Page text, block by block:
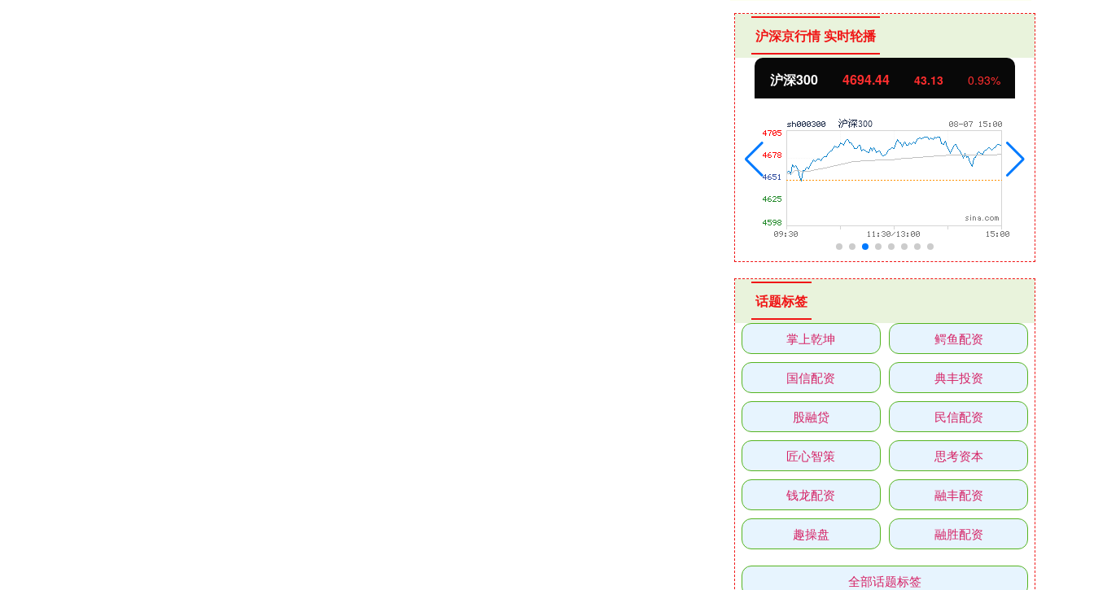
沪深京行情 实时轮播
沪深300 4694.44 43.13 0.93%
话题标签
掌上乾坤 鳄鱼配资
国信配资 典丰投资
股融贷 民信配资
匠心智策 思考资本
钱龙配资 融丰配资
趣操盘 融胜配资
全部话题标签